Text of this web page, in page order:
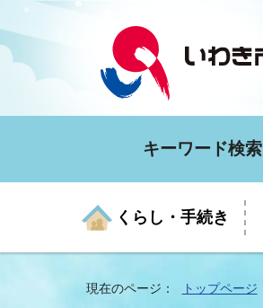
キーワード検索
くらし・手続き
現在のページ： トップページ